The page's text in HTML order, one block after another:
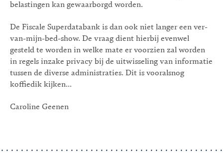
belastingen kan gewaarborgd worden.
De Fiscale Superdatabank is dan ook niet langer een ver-
van-mijn-bed-show. De vraag dient hierbij evenwel
gesteld te worden in welke mate er voorzien zal worden
in regels inzake privacy bij de uitwisseling van informatie
tussen de diverse administraties. Dit is vooralsnog
koffiedik kijken...
Caroline Geenen